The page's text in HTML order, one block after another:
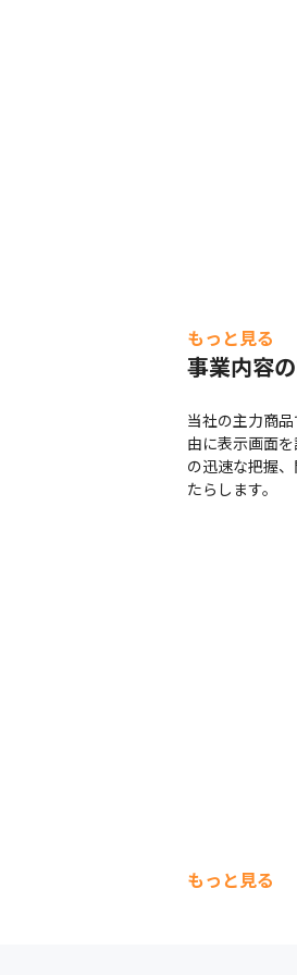
もっと見る
事業内容
当社の主力商
由に表示画面
の迅速な把握
たらします。
もっと見る